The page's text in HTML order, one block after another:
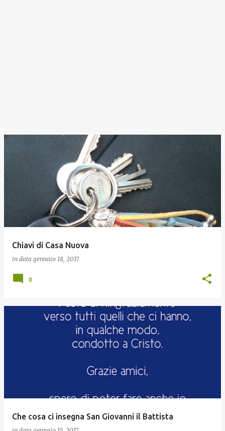
Chiavi di Casa Nuova
in data gennaio 18, 2017
0
Che cosa ci insegna San Giovanni il Battista